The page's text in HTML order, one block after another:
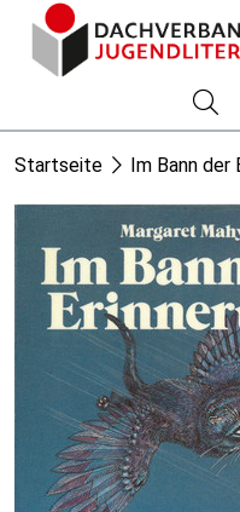
Startseite Im Bann der